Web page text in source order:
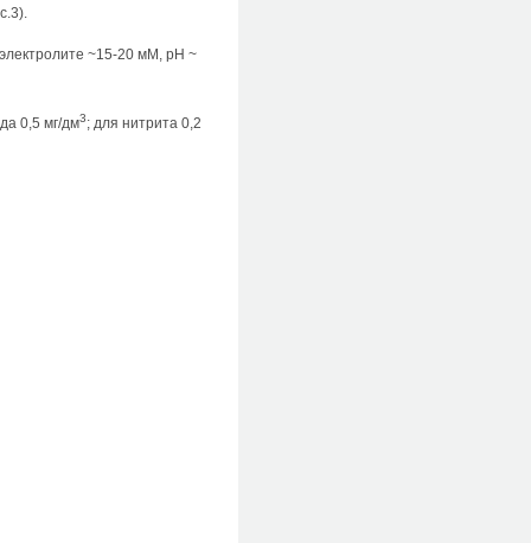
~15-20 мМ, рН ~
0,5 мг/дм3; для нитрита 0,2